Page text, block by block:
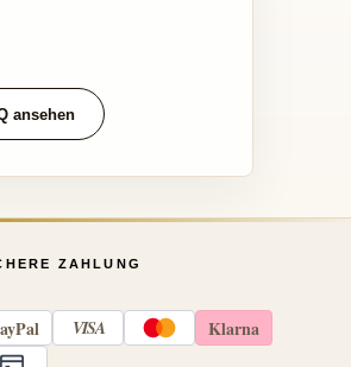
ansehen
ZAHLUNG
Pal VISA Klarna